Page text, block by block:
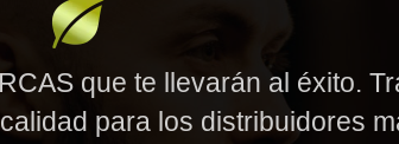
que te llevarán al éxito.
para los distribuidores